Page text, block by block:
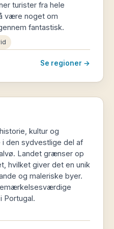
turister fra hele
være noget om
fantastisk.
Se regioner →
kultur og
den sydvestlige del af
Landet grænser op
hvilket giver det en unik
og maleriske byer.
Portugal.